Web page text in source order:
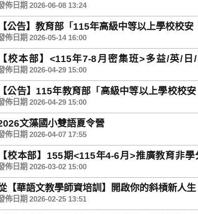
佈日期 2026-06-08 13:24
【公告】教育部「115年高級中等以上學校校
佈日期 2026-05-14 16:00
【校本部】<115年7-8月密集班>多益/英/
on main campus
佈日期 2026-04-29 15:00
【公告】115年教育部「高級中等以上學校校
畫
佈日期 2026-04-29 15:00
文藻國小雙語夏令營
佈日期 2026-04-07 17:55
【校本部】155期<115年4-6月>推廣教育非
main campus
佈日期 2026-03-02 15:00
【華語文教學師資培訓】開啟你的斜槓新人生
佈日期 2026-02-25 13:51